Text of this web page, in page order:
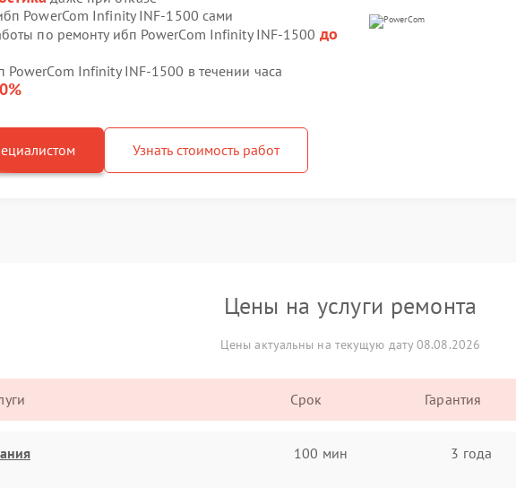
PowerCom Infinity INF-1500 сами
по ремонту ибп PowerCom Infinity INF-1500 до
Infinity INF-1500 в течении часа
Узнать стоимость работ
Цены на услуги ремонта
Цены актуальны на текущую дату 08.08.2026
Срок Гарантия
100 мин 3 года